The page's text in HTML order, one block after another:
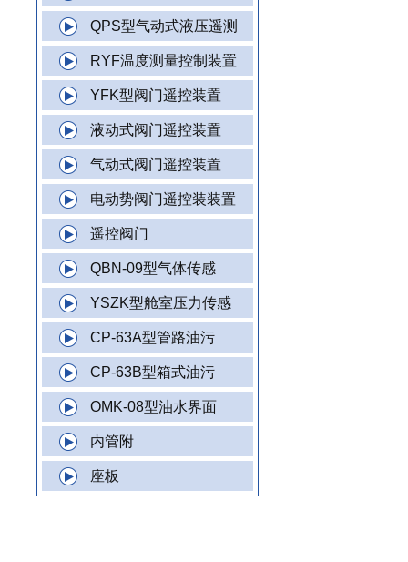
QPS型气动式液压遥测
RYF温度测量控制装置
YFK型阀门遥控装置
液动式阀门遥控装置
气动式阀门遥控装置
电动势阀门遥控装装置
遥控阀门
QBN-09型气体传感
YSZK型舱室压力传感
CP-63A型管路油污
CP-63B型箱式油污
OMK-08型油水界面
内管附
座板